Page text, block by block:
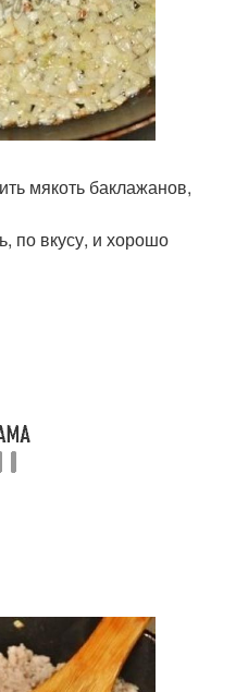
мякоть баклажанов,
по вкусу, и хорошо